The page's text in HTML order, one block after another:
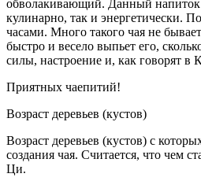
обволакивающий. Данный
кулинарно, так и энергетически.
часами. Много такого чая не
быстро и весело выпьет его,
силы, настроение и, как говорят в
Приятных чаепитий!
Возраст деревьев (кустов)
Возраст деревьев (кустов) с
создания чая. Считается, что чем
Ци.